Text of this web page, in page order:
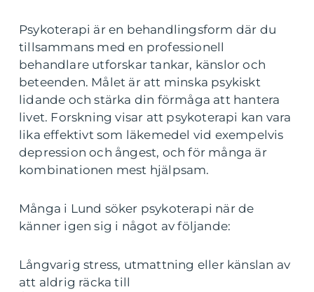
Psykoterapi är en behandlingsform där du
tillsammans med en professionell
behandlare utforskar tankar, känslor och
beteenden. Målet är att minska psykiskt
lidande och stärka din förmåga att hantera
livet. Forskning visar att psykoterapi kan vara
lika effektivt som läkemedel vid exempelvis
depression och ångest, och för många är
kombinationen mest hjälpsam.
Många i Lund söker psykoterapi när de
känner igen sig i något av följande:
Långvarig stress, utmattning eller känslan av
att aldrig räcka till